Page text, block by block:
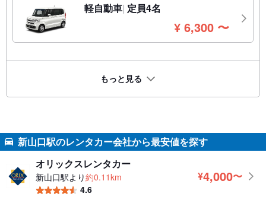
軽自動車 定員4名
¥ 6,300 円
〜
もっと見る
新山口駅のレンタカー会社から最安値を探す
オリックスレンタカー
新山口駅より約0.11km
4.6
¥4,000 円
〜